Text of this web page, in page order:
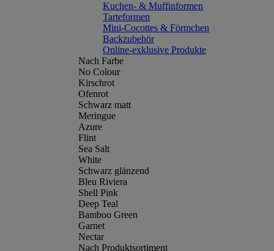
Kuchen- & Muffinformen
Tarteformen
Mini-Cocottes & Förmchen
Backzubehör
Online-exklusive Produkte
Nach Farbe
No Colour
Kirschrot
Ofenrot
Schwarz matt
Meringue
Azure
Flint
Sea Salt
White
Schwarz glänzend
Bleu Riviera
Shell Pink
Deep Teal
Bamboo Green
Garnet
Nectar
Nach Produktsortiment